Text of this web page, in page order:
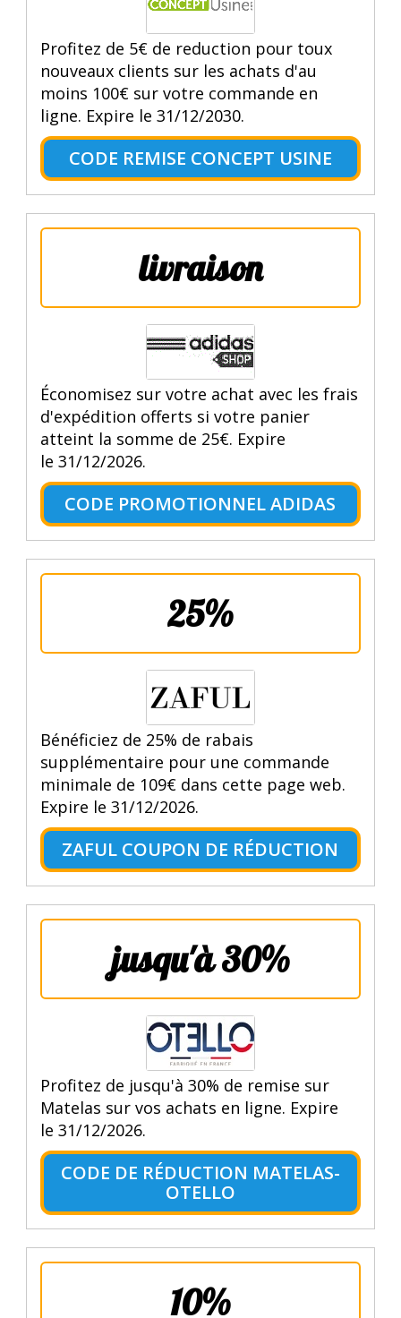
Profitez de 5€ de reduction pour toux
nouveaux clients sur les achats d'au
moins 100€ sur votre commande en
ligne. Expire le 31/12/2030.
CODE REMISE CONCEPT USINE
livraison
Économisez sur votre achat avec les frais
d'expédition offerts si votre panier
atteint la somme de 25€. Expire
le 31/12/2026.
CODE PROMOTIONNEL ADIDAS
25%
Bénéficiez de 25% de rabais
supplémentaire pour une commande
minimale de 109€ dans cette page web.
Expire le 31/12/2026.
ZAFUL COUPON DE RÉDUCTION
jusqu'à 30%
Profitez de jusqu'à 30% de remise sur
Matelas sur vos achats en ligne. Expire
le 31/12/2026.
CODE DE RÉDUCTION MATELAS-
OTELLO
10%